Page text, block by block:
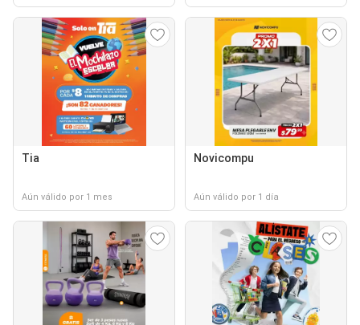
Tia
Aún válido por 1 mes
Novicompu
Aún válido por 1 día